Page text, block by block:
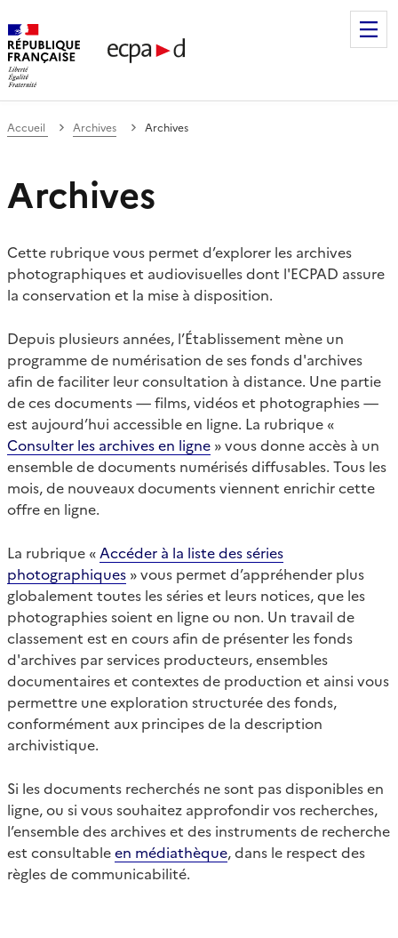
de communication et de production
Accueil Archives Archives
Archives
Cette rubrique vous permet d’explorer les archives
photographiques et audiovisuelles dont l'ECPAD assure
la conservation et la mise à disposition.
Depuis plusieurs années, l’Établissement mène un
programme de numérisation de ses fonds d'archives
afin de faciliter leur consultation à distance. Une partie
de ces documents — films, vidéos et photographies —
est aujourd’hui accessible en ligne. La rubrique «
Consulter les archives en ligne » vous donne accès à un
ensemble de documents numérisés diffusables. Tous les
mois, de nouveaux documents viennent enrichir cette
offre en ligne.
La rubrique « Accéder à la liste des séries
photographiques » vous permet d’appréhender plus
globalement toutes les séries et leurs notices, que les
photographies soient en ligne ou non. Un travail de
classement est en cours afin de présenter les fonds
d'archives par services producteurs, ensembles
documentaires et contextes de production et ainsi vous
permettre une exploration structurée des fonds,
conformément aux principes de la description
archivistique.
Si les documents recherchés ne sont pas disponibles en
ligne, ou si vous souhaitez approfondir vos recherches,
l’ensemble des archives et des instruments de recherche
est consultableen médiathèque, dans le respect des
règles de communicabilité.